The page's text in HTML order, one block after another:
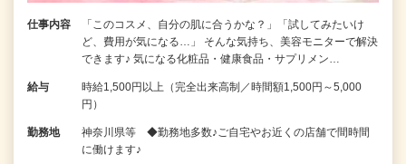
仕事内容
「このコスメ、自分の肌に合うかな？」「試してみたいけ
ど、費用が気になる…」 そんな気持ち、美容モニターで解決
できます♪ 気になる化粧品・健康食品・サプリメン…
給与
時給1,500円以上（完全出来高制／時間額1,500円～5,000
円）
勤務地
神奈川県等 ◆勤務地多数♪ご自宅やお近くの店舗で間時間
に働けます♪